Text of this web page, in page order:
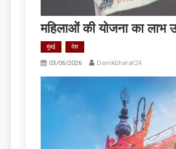
महिलाओं की योजना का
मुंबई देश
03/06/2026 Dainikbharat24